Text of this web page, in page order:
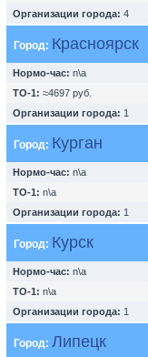
Организации города: 4
Город: Красноярск
Нормо-час: n\a
ТО-1: ≈4697 руб.
Организации города: 1
Город: Курган
Нормо-час: n\a
ТО-1: n\a
Организации города: 1
Город: Курск
Нормо-час: n\a
ТО-1: n\a
Организации города: 1
Город: Липецк